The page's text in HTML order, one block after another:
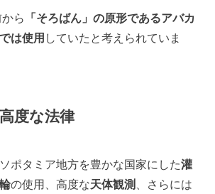
ら
「そろばん」の原形であるアバカ
は使用 していたと考えられていま
度な法律
ポタミア地方を豊かな国家にした灌
の使用、高度な天体観測
、さらには